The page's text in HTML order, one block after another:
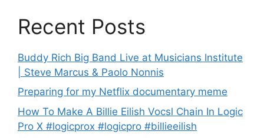
Recent Posts
Buddy Rich Big Band Live at Musicians Institute
| Steve Marcus & Paolo Nonnis
Preparing for my Netflix documentary meme
How To Make A Billie Eilish Vocsl Chain In Logic
Pro X #logicprox #logicpro #billieeilish